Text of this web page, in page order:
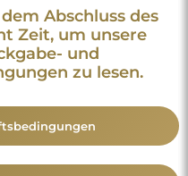
Abschluss des
Zeit, um unsere
und
zu lesen.